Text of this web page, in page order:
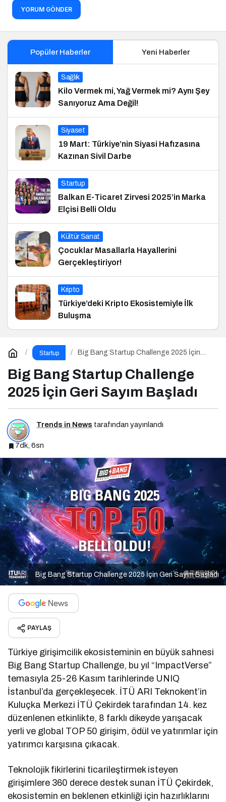
YORUM GÖNDER
Popüler Haberler Yeni Haberler
Sağlık
Kilo Vermek mi, Yağ Vermek mi? Aynı Şey
Sanıyoruz Ama Değil!
Siyaset
19 Mart: Türkiye’nin Siyasi Hafızasına
Kazınan Sivil Darbe
Startup
Balkan E-Ticaret Zirvesi 2025’in Marka
Elçisi Belli Oldu
Kültür Sanat
Çocuklar Masallarla Hayallerini
Gerçekleştiriyor!
Kripto
Türkiye’deki Kripto Ekosistemiyle İlk
Buluşma
Startup
Big Bang Startup Challenge 2025 İçin
Big Bang Startup Challenge
2025 İçin Geri Sayım Başladı
Trends in News tarafından yayınlandı
7dk, 6sn
Big Bang Startup Challenge 2025 İçin Geri Sayım Başladı
PAYLAŞ
Türkiye girişimcilik ekosisteminin en büyük sahnesi
Big Bang Startup Challenge, bu yıl “ImpactVerse”
temasıyla 25-26 Kasım tarihlerinde UNIQ
İstanbul’da gerçekleşecek. İTÜ ARI Teknokent’in
Kuluçka Merkezi İTÜ Çekirdek tarafından 14. kez
düzenlenen etkinlikte, 8 farklı dikeyde yarışacak
yerli ve global TOP 50 girişim, ödül ve yatırımlar için
yatırımcı karşısına çıkacak.
Teknolojik fikirlerini ticarileştirmek isteyen
girişimlere 360 derece destek sunan İTÜ Çekirdek,
ekosistemin en beklenen etkinliği için hazırlıklarını